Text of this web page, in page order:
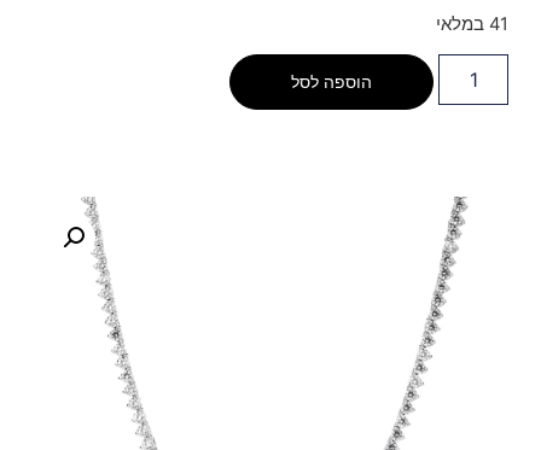
41 במלאי
הוספה לסל